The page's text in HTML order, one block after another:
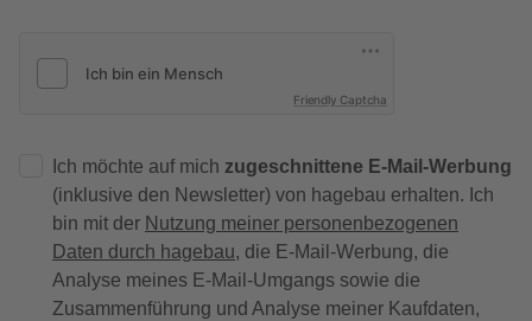
Friendly Captcha
Ich möchte auf mich zugeschnittene E-Mail-Werbung
(inklusive den Newsletter) von hagebau erhalten. Ich
bin mit der Nutzung meiner personenbezogenen
Daten durch hagebau, die E-Mail-Werbung, die
Analyse meines E-Mail-Umgangs sowie die
Zusammenführung und Analyse meiner Kaufdaten,